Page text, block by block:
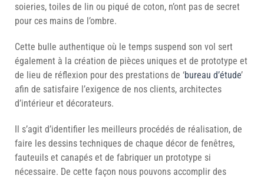
soieries, toiles de lin ou piqué de coton, n’ont pas de secret
pour ces mains de l’ombre.
Cette bulle authentique où le temps suspend son vol sert
également à la création de pièces uniques et de prototype et
de lieu de réflexion pour des prestations de ‘bureau d’étude’
afin de satisfaire l’exigence de nos clients, architectes
d’intérieur et décorateurs.
Il s’agit d’identifier les meilleurs procédés de réalisation, de
faire les dessins techniques de chaque décor de fenêtres,
fauteuils et canapés et de fabriquer un prototype si
nécessaire. De cette façon nous pouvons accomplir des